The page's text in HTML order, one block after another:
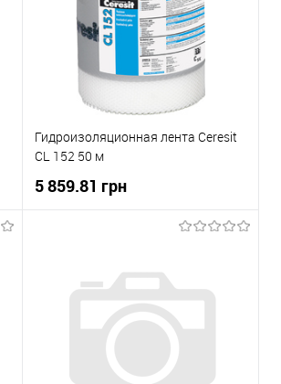
В вибране
Під
замовлення
Гидроизоляционная лента Ceresit
CL 152 50 м
5 859.81 грн
В корзину
Купити в 1 клік
До
порівняння
В наявності